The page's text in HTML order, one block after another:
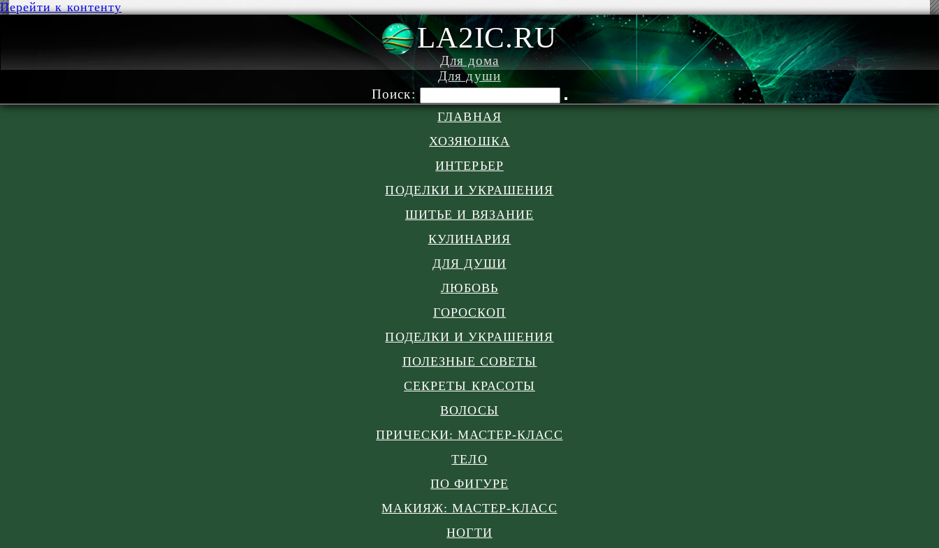
Перейти к контенту
LA2IC.RU
Для дома
Для души
Поиск:
ГЛАВНАЯ
ХОЗЯЮШКА
ИНТЕРЬЕР
ПОДЕЛКИ И УКРАШЕНИЯ
ШИТЬЕ И ВЯЗАНИЕ
КУЛИНАРИЯ
ДЛЯ ДУШИ
ЛЮБОВЬ
ГОРОСКОП
ПОДЕЛКИ И УКРАШЕНИЯ
ПОЛЕЗНЫЕ СОВЕТЫ
СЕКРЕТЫ КРАСОТЫ
ВОЛОСЫ
ПРИЧЕСКИ: МАСТЕР-КЛАСС
ТЕЛО
ПО ФИГУРЕ
МАКИЯЖ: МАСТЕР-КЛАСС
НОГТИ